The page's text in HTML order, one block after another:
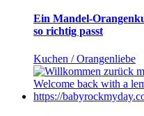
Ein Mandel-
so richtig passt
Kuchen / Orangenliebe